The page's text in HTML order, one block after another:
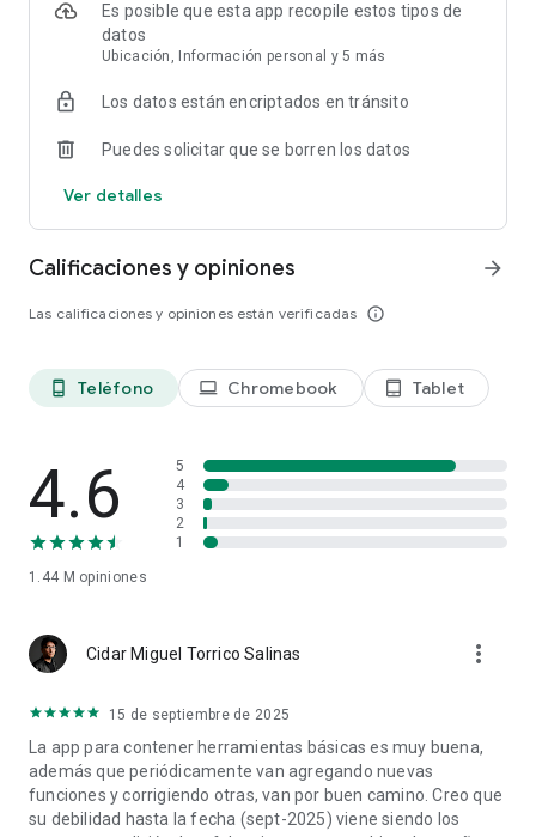
panel de estadísticas en vivo.
• Obtén un desglose de las interacciones de tus seguidores y
no seguidores.
• Comprende los factores que influyen en tu distribución,
como el porcentaje de omisiones.
• Planifica tus próximos videos en base a lo que genera
buenos resultados con tu público.
Es posible que esta app recopile estos tipos de
datos
Ubicación, Información personal y 5 más
Los datos están encriptados en tránsito
Puedes solicitar que se borren los datos
Ver detalles
Calificaciones y opiniones
Las calificaciones y opiniones están verificadas info_outline
arrow_forward
phone_android Teléfono laptop Chromebook tablet_android Tablet
4.6
1.44 M opiniones
5
4
3
2
1
Cidar Miguel Torrico Salinas more_vert
15 de septiembre de 2025
La app para contener herramientas básicas es muy buena,
además que periódicamente van agregando nuevas
funciones y corrigiendo otras, van por buen camino. Creo que
su debilidad hasta la fecha (sept-2025) viene siendo los